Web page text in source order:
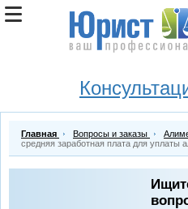
Главная Вопросы и заказы
средняя заработная плата для уплаты